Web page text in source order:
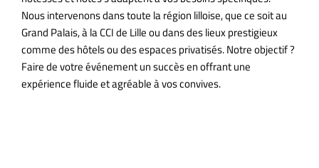
Nous intervenons dans toute la région lilloise, que ce soit au
Grand Palais, à la CCI de Lille ou dans des lieux prestigieux
comme des hôtels ou des espaces privatisés. Notre objectif ?
Faire de votre événement un succès en offrant une
expérience fluide et agréable à vos convives.